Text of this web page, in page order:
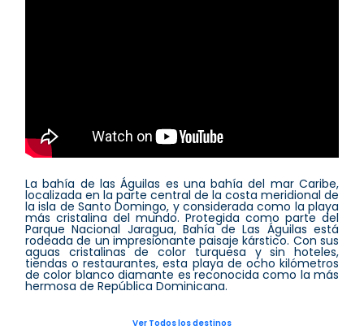
La bahía de las Águilas es una bahía del mar Caribe,
localizada en la parte central de la costa meridional de
la isla de Santo Domingo, y considerada como la playa
más cristalina del mundo. Protegida como parte del
Parque Nacional Jaragua, Bahía de Las Águilas está
rodeada de un impresionante paisaje kárstico. Con sus
aguas cristalinas de color turquesa y sin hoteles,
tiendas o restaurantes, esta playa de ocho kilómetros
de color blanco diamante es reconocida como la más
hermosa de República Dominicana.
Ver Todos los destinos